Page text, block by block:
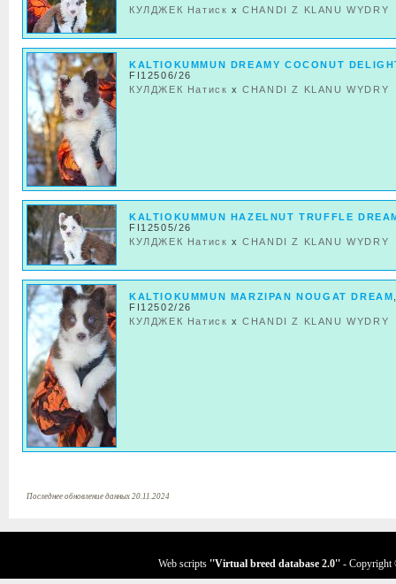
КУЛДЖЕК Натиск xCHANDI Z KLANU WYDRY
KALTIOKUMMUN DREAMY COCONUT
FI12506/26
КУЛДЖЕК Натиск xCHANDI Z KLANU WYDRY
KALTIOKUMMUN HAZELNUT TRUFFLE
FI12505/26
КУЛДЖЕК Натиск xCHANDI Z KLANU WYDRY
KALTIOKUMMUN MARZIPAN NOUGAT DREAM
FI12502/26
КУЛДЖЕК Натиск xCHANDI Z KLANU WYDRY
Последнее обновление данных 20.11.2024
Web scripts ''Virtual breed database 2.0'' - Copyright